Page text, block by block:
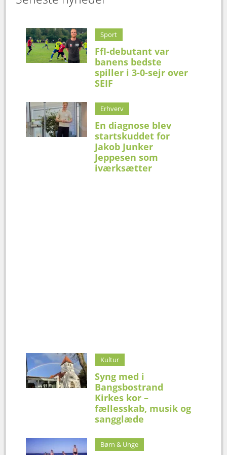
Sport
FfI-debutant var
banens bedste
spiller i 3-0-sejr over
SEIF
Erhverv
En diagnose blev
startskuddet for
Jakob Junker
Jeppesen som
iværksætter
Kultur
Syng med i
Bangsbostrand
Kirkes kor –
fællesskab, musik og
sangglæde
Børn & Unge